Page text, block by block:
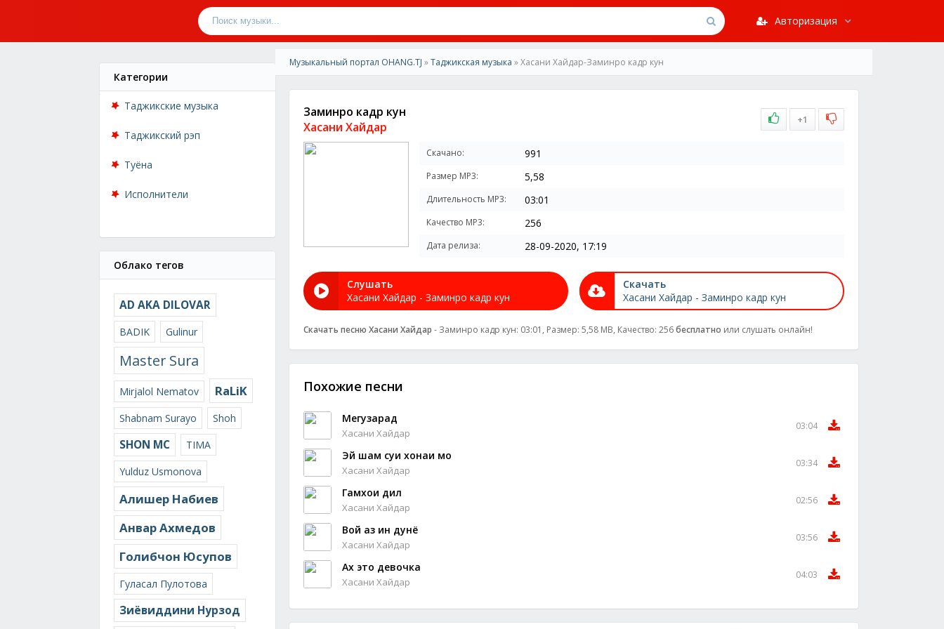
Авторизация
Категории
Таджикские музыка
Таджикский рэп
Туёна
Исполнители
Облако тегов
AD AKA DILOVAR
BADIK Gulinur
Master Sura
Mirjalol Nematov RaLiK
Shabnam Surayo Shoh
SHON MC
TIMA
Yulduz Usmonova
Алишер Набиев
Анвар Ахмедов
Голибчон Юсупов
Гуласал Пулотова
Зиёвиддини Нурзод
Музыкальный портал OHANG.TJ »Таджикская музыка » Хасани Хайдар-Заминро кадр кун
Заминро кадр кун
Хасани Хайдар
+1
Скачано: 991
Размер MP3: 5,58
Длительность MP3: 03:01
Качество MP3: 256
Дата релиза: 28-09-2020, 17:19
Слушать
Хасани Хайдар - Заминро кадр кун
Скачать
Хасани Хайдар - Заминро кадр кун
Скачать песню Хасани Хайдар - Заминро кадр кун: 03:01, Размер: 5,58 MB, Качество: 256бесплатно или слушать онлайн!
Похожие песни
Мегузарад
Хасани Хайдар
03:04
Эй шам суи хонаи мо
Хасани Хайдар
03:34
Гамхои дил
Хасани Хайдар
02:56
Вой аз ин дунё
Хасани Хайдар
03:56
Ах это девочка
Хасани Хайдар
04:03